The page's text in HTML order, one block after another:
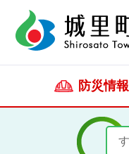
防災情報